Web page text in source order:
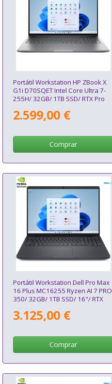
Portátil Workstation HP ZBook X
G1i D70SQET Intel Core Ultra 7-
255H/ 32GB/ 1TB SSD/ RTX Pro
2.599,00 €
Comprar
Portátil Workstation Dell Pro Max
16 Plus MC16255 Ryzen AI 7 PRO
350/ 32GB/ 1TB SSD/ 16"/ RTX
3.125,00 €
Comprar